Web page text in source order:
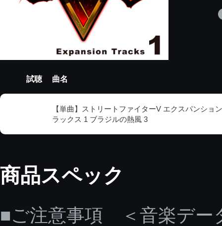
試聴 曲名
【単曲】ストリートファイターV エクスパンショ
ラックス 1 ブラジルの熱風 3
商品スペック
■ご注意事項 ＜音楽デー